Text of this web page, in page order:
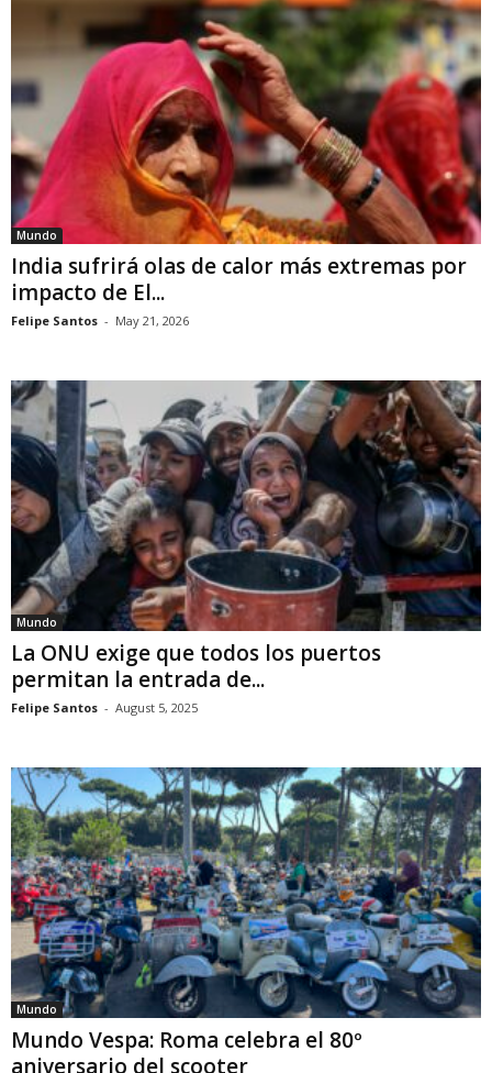
Mundo
India sufrirá olas de calor más extremas por
impacto de El...
Felipe Santos - May 21, 2026
Mundo
La ONU exige que todos los puertos
permitan la entrada de...
Felipe Santos - August 5, 2025
Mundo
Mundo Vespa: Roma celebra el 80º
aniversario del scooter